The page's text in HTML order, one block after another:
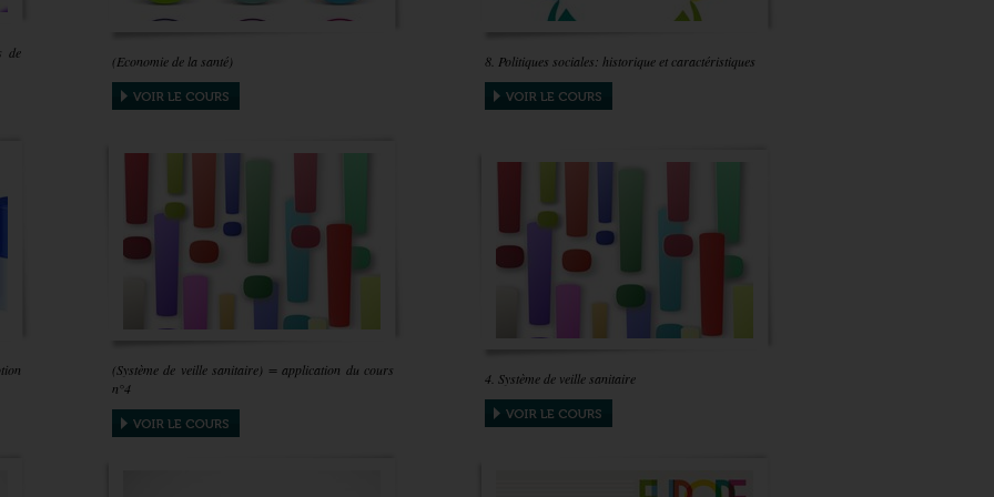
de (Economie de la santé) 8. Politiques sociales: historique et caractéristiques
(Système de veille sanitaire) = application du cours
n°4
4. Système de veille sanitaire